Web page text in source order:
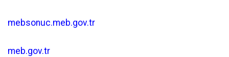
mebsonuc.meb.gov.tr
meb.gov.tr